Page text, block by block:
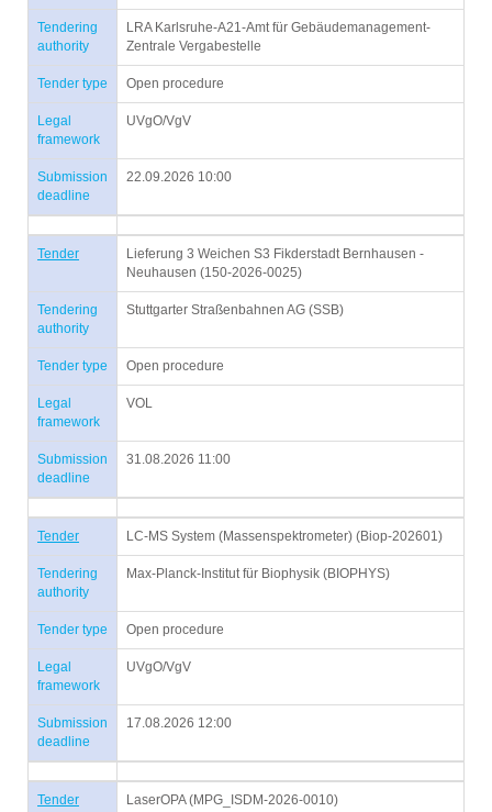
Tendering
authority
LRA Karlsruhe-A21-Amt für Gebäudemanagement-
Zentrale Vergabestelle
Tender type Open procedure
Legal
framework
UVgO/VgV
Submission
deadline
22.09.2026 10:00
Tender
Lieferung 3 Weichen S3 Fikderstadt Bernhausen -
Neuhausen (150-2026-0025)
Tendering
authority
Stuttgarter Straßenbahnen AG (SSB)
Tender type Open procedure
Legal
framework
VOL
Submission
deadline
31.08.2026 11:00
Tender LC-MS System (Massenspektrometer) (Biop-202601)
Tendering
authority
Max-Planck-Institut für Biophysik (BIOPHYS)
Tender type Open procedure
Legal
framework
UVgO/VgV
Submission
deadline
17.08.2026 12:00
Tender LaserOPA (MPG_ISDM-2026-0010)